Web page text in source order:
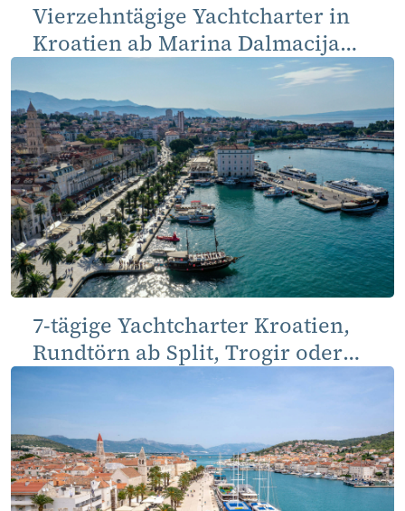
Vierzehntägige Yachtcharter in
Kroatien ab Marina Dalmacija
7-tägige Yachtcharter Kroatien,
Rundtörn ab Split, Trogir oder
Kaštela